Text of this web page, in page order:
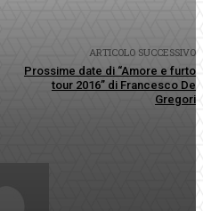
ARTICOLO SUCCESSIVO
Prossime date di “Amore e furto
tour 2016” di Francesco De
Gregori